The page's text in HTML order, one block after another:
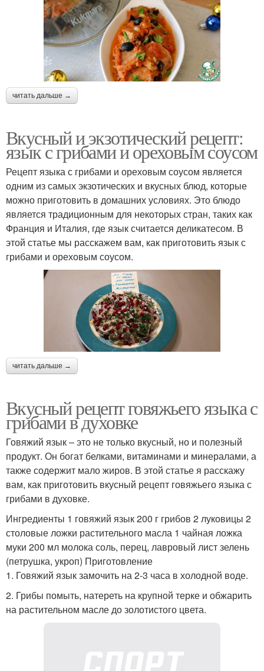
читать дальше →
Вкусный и экзотический рецепт:
язык с грибами и ореховым соусом
Рецепт языка с грибами и ореховым соусом является
одним из самых экзотических и вкусных блюд, которые
можно приготовить в домашних условиях. Это блюдо
является традиционным для некоторых стран, таких как
Франция и Италия, где язык считается деликатесом. В
этой статье мы расскажем вам, как приготовить язык с
грибами и ореховым соусом.
читать дальше →
Вкусный рецепт говяжьего языка с
грибами в духовке
Говяжий язык – это не только вкусный, но и полезный
продукт. Он богат белками, витаминами и минералами, а
также содержит мало жиров. В этой статье я расскажу
вам, как приготовить вкусный рецепт говяжьего языка с
грибами в духовке.
Ингредиенты 1 говяжий язык 200 г грибов 2 луковицы 2
столовые ложки растительного масла 1 чайная ложка
муки 200 мл молока соль, перец, лавровый лист зелень
(петрушка, укроп) Приготовление
1. Говяжий язык замочить на 2-3 часа в холодной воде.
2. Грибы помыть, натереть на крупной терке и обжарить
на растительном масле до золотистого цвета.